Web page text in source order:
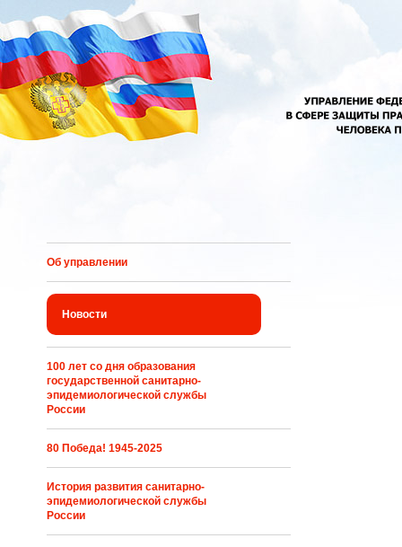
Перейти к основному содержанию
Об управлении
Новости
100 лет со дня образования
государственной санитарно-
эпидемиологической службы
России
80 Победа! 1945-2025
История развития санитарно-
эпидемиологической службы
России